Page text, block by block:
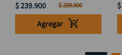
$239.900 $259.900
Agregar
$